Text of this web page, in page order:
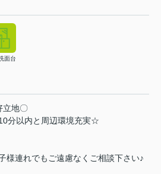
面台
立地〇
分以内と周辺環境充実☆
様連れでもご遠慮なくご相談下さい♪